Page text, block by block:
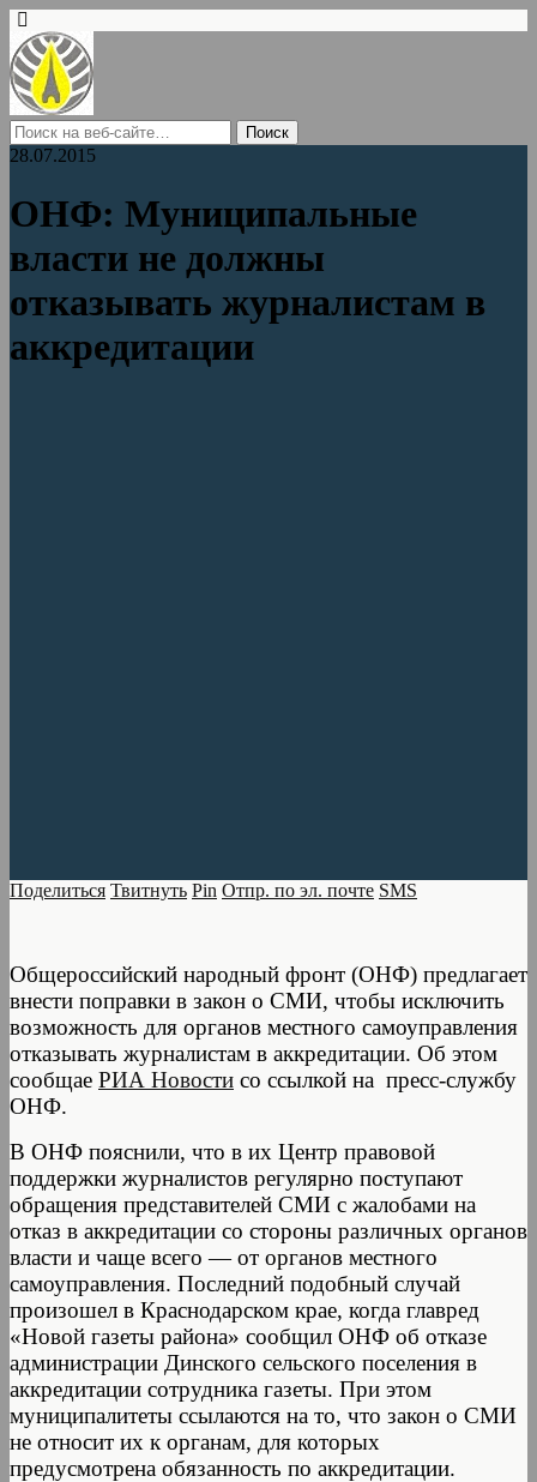
28.07.2015
ОНФ: Муниципальные
власти не должны
отказывать журналистам в
аккредитации
Поделиться Твитнуть Pin Отпр. по эл. почте SMS
Общероссийский народный фронт (ОНФ) предлагает
внести поправки в закон о СМИ, чтобы исключить
возможность для органов местного самоуправления
отказывать журналистам в аккредитации. Об этом
сообщае РИА Новости со ссылкой на пресс-службу
ОНФ.
В ОНФ пояснили, что в их Центр правовой
поддержки журналистов регулярно поступают
обращения представителей СМИ с жалобами на
отказ в аккредитации со стороны различных органов
власти и чаще всего — от органов местного
самоуправления. Последний подобный случай
произошел в Краснодарском крае, когда главред
«Новой газеты района» сообщил ОНФ об отказе
администрации Динского сельского поселения в
аккредитации сотрудника газеты. При этом
муниципалитеты ссылаются на то, что закон о СМИ
не относит их к органам, для которых
предусмотрена обязанность по аккредитации.